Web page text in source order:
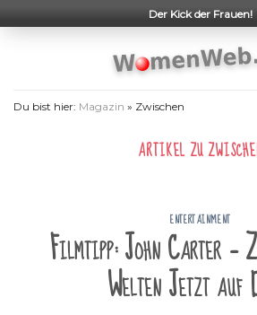
to
Der Kick der Frauen!
Du bist hier: Magazin » Zwischen
ARTIKEL ZU
ENTERTAINMENT
Filmtipp: John Carter –
Welten Jetzt auf